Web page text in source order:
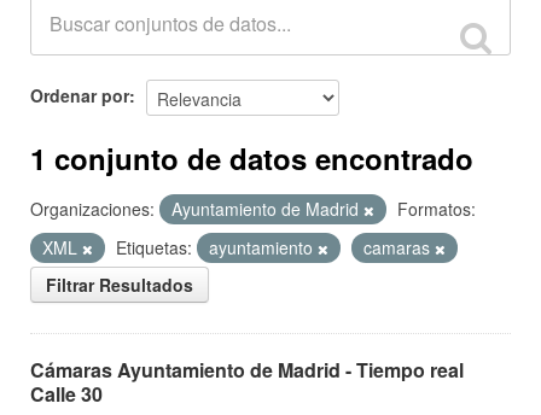
Ordenar por
1 conjunto de datos encontrado
Organizaciones: Ayuntamiento de Madrid
Formatos:
XML
Etiquetas: ayuntamiento
camaras
Filtrar Resultados
Cámaras Ayuntamiento de Madrid - Tiempo real
Calle 30